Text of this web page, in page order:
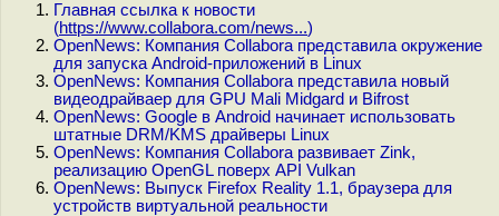
Главная ссылка к новости
(https://www.collabora.com/news...)
OpenNews: Компания Collabora представила окружение
для запуска Android-приложений в Linux
OpenNews: Компания Collabora представила новый
видеодрайваер для GPU Mali Midgard и Bifrost
OpenNews: Google в Android начинает использовать
штатные DRM/KMS драйверы Linux
OpenNews: Компания Collabora развивает Zink,
реализацию OpenGL поверх API Vulkan
OpenNews: Выпуск Firefox Reality 1.1, браузера для
устройств виртуальной реальности